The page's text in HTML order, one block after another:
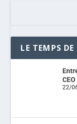
LE TEMPS DE
22/